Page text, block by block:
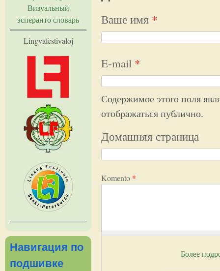
Ваше имя *
E-mail *
Содержимое этого поля
отображаться публично.
Домашняя страница
Komento *
Более
Визуальный
эсперанто словарь
Lingvafestivaloj
Навигация по
подшивке